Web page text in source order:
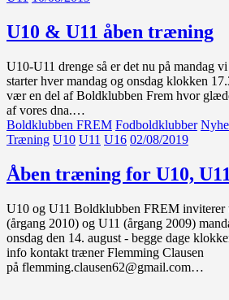
U10 & U11 åben træning
U10-U11 drenge så er det nu på mandag
starter hver mandag og onsdag klokken
vær en del af Boldklubben Frem hvor
af vores dna.…
Boldklubben FREM Fodboldklubber
Træning U10 U11 U16 02/08/2019
Åben træning for U10,
U10 og U11 Boldklubben FREM
(årgang 2010) og U11 (årgang 2009)
onsdag den 14. august - begge dage
info kontakt træner Flemming Clausen
på flemming.clausen62@gmail.com…